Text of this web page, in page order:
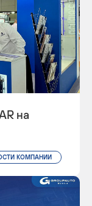
на
КОМПАНИИ